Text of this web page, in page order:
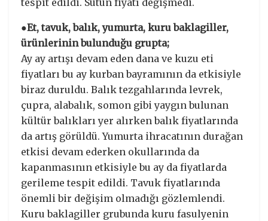
●Et, tavuk, balık, yumurta, kuru baklagiller,
ürünlerinin bulunduğu grupta;
Ay ay artışı devam eden dana ve kuzu eti
fiyatları bu ay kurban bayramının da etkisiyle
biraz duruldu. Balık tezgahlarında levrek,
çupra, alabalık, somon gibi yaygın bulunan
kültür balıkları yer alırken balık fiyatlarında
da artış görüldü. Yumurta ihracatının durağan
etkisi devam ederken okullarında da
kapanmasının etkisiyle bu ay da fiyatlarda
gerileme tespit edildi. Tavuk fiyatlarında
önemli bir değişim olmadığı gözlemlendi.
Kuru baklagiller grubunda kuru fasulyenin